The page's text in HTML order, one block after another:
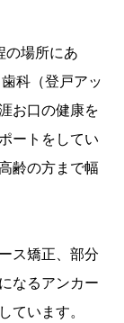
の場所にあ
科（登戸アッ
お口の健康を
ートをしてい
齢の方まで幅
ス矯正、部分
なるアンカー
ています。